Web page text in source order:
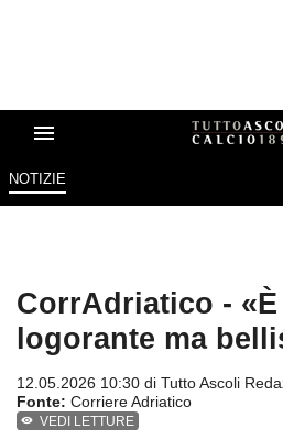
NOTIZIE
CorrAdriatico -
logorante ma
12.05.2026 10:30 di Tutto Ascoli
Fonte: Corriere Adriatico
VEDI LETTURE